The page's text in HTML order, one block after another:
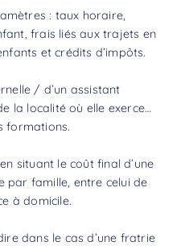
: taux horaire,
frais liés aux trajets en
et crédits d’impôts.
/ d’un assistant
la localité où elle exerce…
formations.
situant le coût final d’une
par famille, entre celui de
à domicile.
dans le cas d’une fratrie